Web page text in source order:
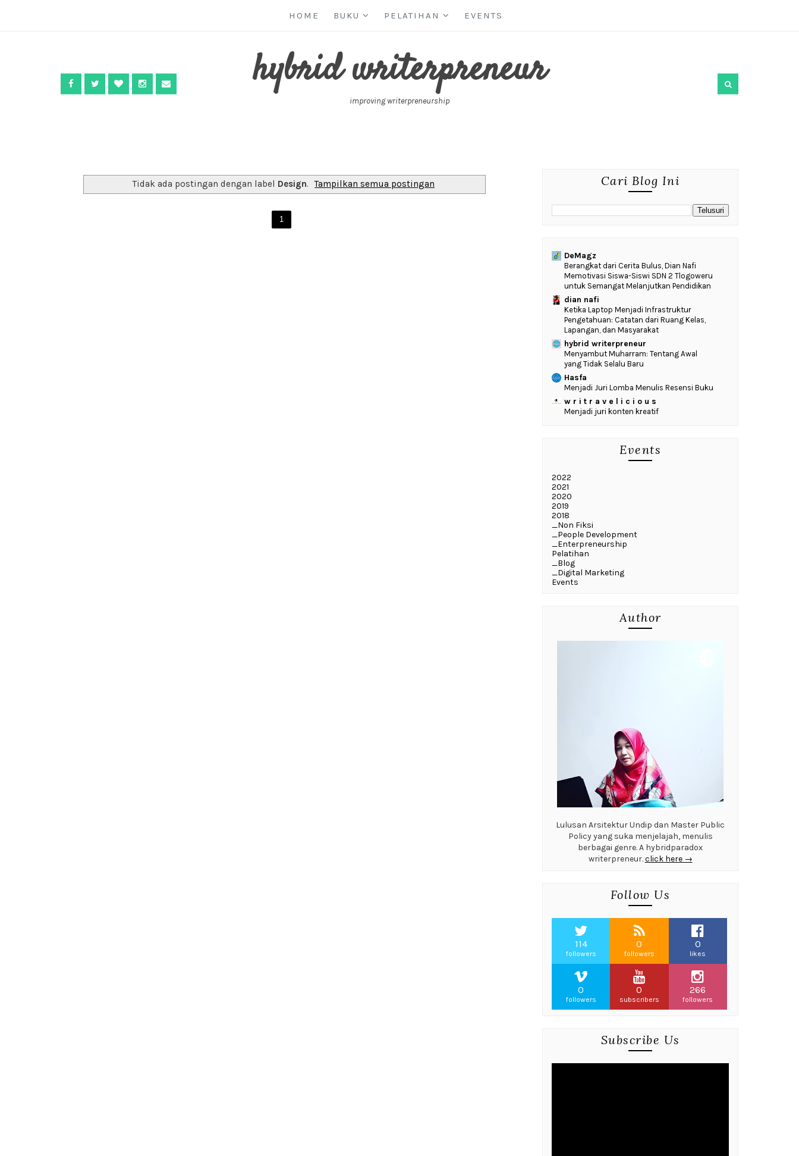
HOME BUKU PELATIHAN EVENTS
hybrid writerpreneur
improving writerpreneurship
Tidak ada postingan dengan label Design. Tampilkan semua postingan
1
Cari Blog Ini
DeMagz
‎Berangkat dari Cerita Bulus, Dian Nafi
Memotivasi Siswa-Siswi SDN 2 Tlogoweru
untuk Semangat Melanjutkan Pendidikan
dian nafi
Ketika Laptop Menjadi Infrastruktur
Pengetahuan: Catatan dari Ruang Kelas,
Lapangan, dan Masyarakat
hybrid writerpreneur
Menyambut Muharram: Tentang Awal
yang Tidak Selalu Baru
Hasfa
Menjadi Juri Lomba Menulis Resensi Buku
w r i t r a v e l i c i o u s
Menjadi juri konten kreatif
Events
2022
2021
2020
2019
2018
_Non Fiksi
_People Development
_Enterpreneurship
Pelatihan
_Blog
_Digital Marketing
Events
Author
Lulusan Arsitektur Undip dan Master Public
Policy yang suka menjelajah, menulis
berbagai genre. A hybridparadox
writerpreneur.click here →
Follow Us
114
followers
0
followers
0
likes
0
followers
0
subscribers
266
followers
Subscribe Us